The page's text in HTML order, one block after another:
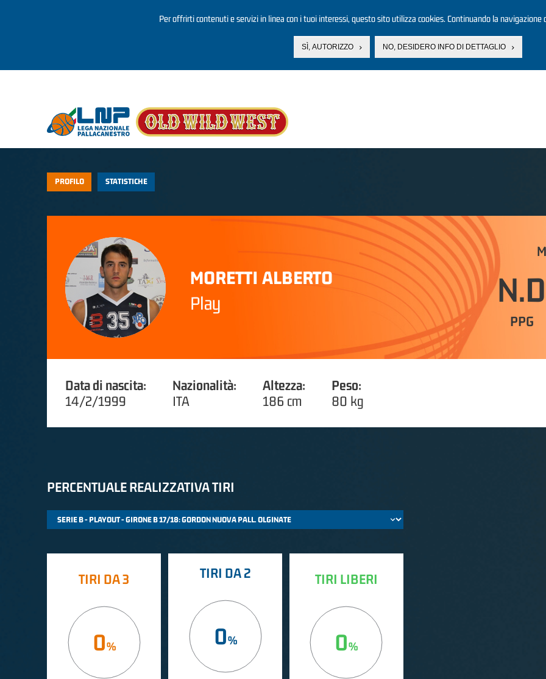
Per offrirti contenuti e servizi in linea con i tuoi interessi, questo sito utilizza cookies. Continuando la navigazione
SÌ, AUTORIZZO NO, DESIDERO INFO DI DETTAGLIO
PROFILO STATISTICHE
MORETTI ALBERTO
Play
N.D
PPG
Data di nascita:
14/2/1999
Nazionalità:
ITA
Altezza:
186 cm
Peso:
80 kg
PERCENTUALE REALIZZATIVA TIRI
TIRI DA 3
0
TIRI DA 2
0
TIRI LIBERI
0